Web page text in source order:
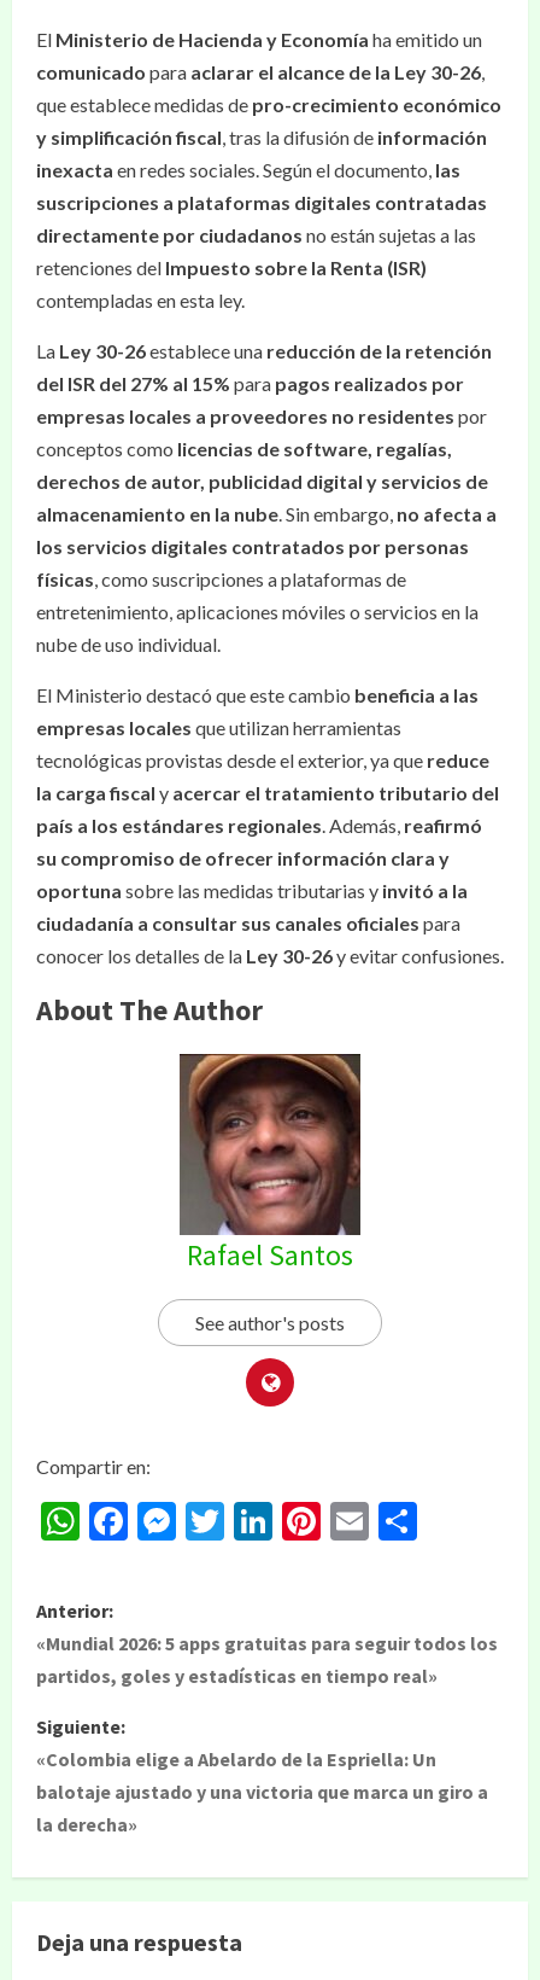
El Ministerio de Hacienda y Economía ha emitido un
comunicado para aclarar el alcance de la Ley 30-26
que establece medidas de pro-crecimiento económico
y simplificación fiscal , tras la difusión de información
inexacta en redes sociales. Según el documento, las
suscripciones a plataformas digitales contratadas
directamente por ciudadanos no están sujetas a las
retenciones del Impuesto sobre la Renta (ISR)
contempladas en esta ley.
La Ley 30-26establece una reducción de la retención
del ISR del 27% al 15% para pagos realizados por
empresas locales a proveedores no residentes por
conceptos como licencias de software, regalías,
derechos de autor, publicidad digital y servicios de
almacenamiento en la nube . Sin embargo, no afecta a
los servicios digitales contratados por personas
físicas , como suscripciones a plataformas de
entretenimiento, aplicaciones móviles o servicios en la
nube de uso individual.
El Ministerio destacó que este cambio beneficia a las
empresas locales que utilizan herramientas
tecnológicas provistas desde el exterior, ya que reduce
la carga fiscal y acercar el tratamiento tributario del
país a los estándares regionales . Además, reafirmó
su compromiso de ofrecer información clara y
oportuna sobre las medidas tributarias y invitó a la
ciudadanía a consultar sus canales oficiales para
conocer los detalles de la Ley 30-26y evitar confusiones.
About The Author
Rafael Santos
See author's posts
Compartir en:
WhatsApp
Facebook
Messenger
Twitter
LinkedIn
Pinterest
Email
Anterior:
«Mundial 2026: 5 apps gratuitas para seguir todos los
partidos, goles y estadísticas en tiempo real»
Siguiente:
«Colombia elige a Abelardo de la Espriella: Un
balotaje ajustado y una victoria que marca un giro a
la derecha»
Deja una respuesta